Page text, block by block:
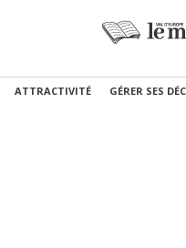
ATTRACTIVITÉ GÉRER SES